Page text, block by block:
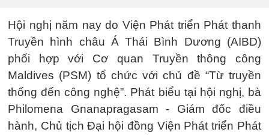
Hội nghị năm nay do Viện Phát triển Phát thanh
Truyền hình châu Á Thái Bình Dương (AIBD)
phối hợp với Cơ quan Truyền thông công
Maldives (PSM) tổ chức với chủ đề “Từ truyền
thống đến công nghệ”. Phát biểu tại hội nghị, bà
Philomena Gnanapragasam - Giám đốc điều
hành, Chủ tịch Đại hội đồng Viện Phát triển Phát